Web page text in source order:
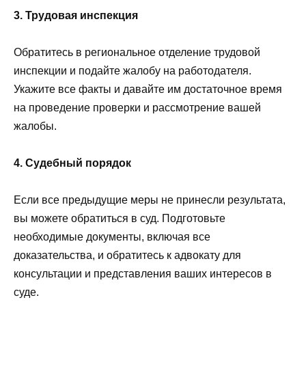
3. Трудовая инспекция
Обратитесь в региональное отделение трудовой
инспекции и подайте жалобу на работодателя.
Укажите все факты и давайте им достаточное время
на проведение проверки и рассмотрение вашей
жалобы.
4. Судебный порядок
Если все предыдущие меры не принесли результата,
вы можете обратиться в суд. Подготовьте
необходимые документы, включая все
доказательства, и обратитесь к адвокату для
консультации и представления ваших интересов в
суде.